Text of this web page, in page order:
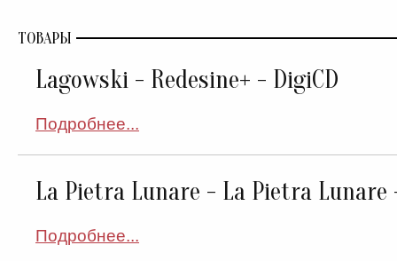
ТОВАРЫ
Lagowski - Redesine+ - DigiCD
Подробнее...
La Pietra Lunare - La Pietra Lunare
Подробнее...